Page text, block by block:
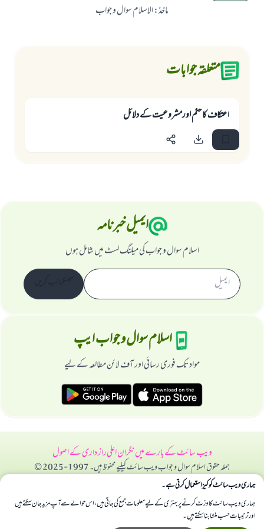
ماخذ:الاسلام سوال و جواب
متعلقہ جوابات
اعتکاف کا حکم اورمشروعیت کے دلائل
ایمیل خبرنامہ
اسلام سوال و جواب کی میلنگ لسٹ میں شامل ہوں
اسلام سوال و جواب ایپ
مواد تک فوری رسائی اور آف لائن مطالعہ کے لیے
ویب سائٹ کے بارے میںنگران اعلیراز داری کے اصول
جملہ حقوق اسلام سوال و جواب ویب سائٹ کیلیے محفوظ ہیں۔ 1997-2025 ©
ہماری ویب سائٹ کوکیز استعمال کرتی ہے۔
ہماری ویب سائٹ کا وزٹ کرنے پر بہتری کے لیے معلومات جمع کی جاتی ہیں، اس حوالے سے آپ مزید جان سکتے ہیں
اور ترتیبات حسب منشا بنا سکتے ہیں۔